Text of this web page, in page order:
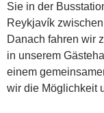
Sie in der
Reykjavík
Danach fahren wir
in unserem
einem
wir die Möglichkeit